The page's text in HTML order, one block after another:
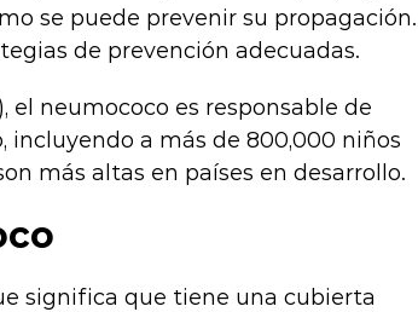
se puede prevenir su propagación.
de prevención adecuadas.
el neumococo es responsable de
a más de 800,000 niños
más altas en países en desarrollo.
significa que tiene una cubierta